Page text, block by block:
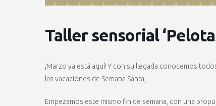
Taller sensorial
¡Marzo ya está aquí! Y con su llegada conocemos
las vacaciones de Semana Santa,
Empezamos este mismo fin de semana, con una